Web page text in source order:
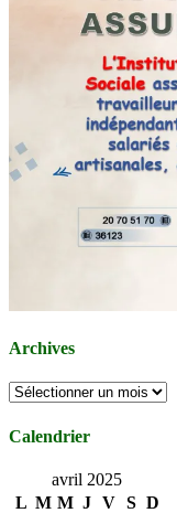
Archives
Archives
Calendrier
avril 2025
L M M J V S D